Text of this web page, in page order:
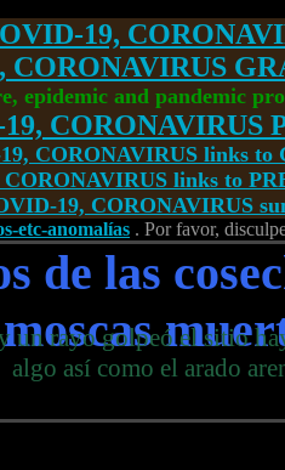
19,
CORONAVIRUS
epidemic and pandemic
CORONAVIRUS
CORONAVIRUS links to
links to
19, CORONAVIRUS
etc-anomalías . Por favor,
de las
moscas
un rayo golpeó el sitio
algo así como el arado